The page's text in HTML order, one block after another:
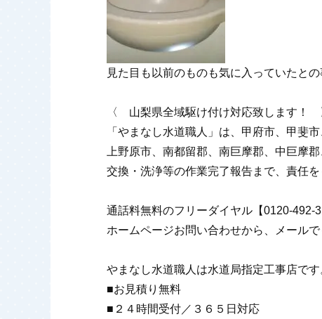
見た目も以前のものも気に入っていたと
〈 山梨県全域駆け付け対応致します！
「やまなし水道職人」は、甲府市、甲斐
上野原市、南都留郡、南巨摩郡、中巨摩
交換・洗浄等の作業完了報告まで、責任
通話料無料のフリーダイヤル【0120-492-
ホームページお問い合わせから、メール
やまなし水道職人は水道局指定工事店です
■お見積り無料
■２４時間受付／３６５日対応